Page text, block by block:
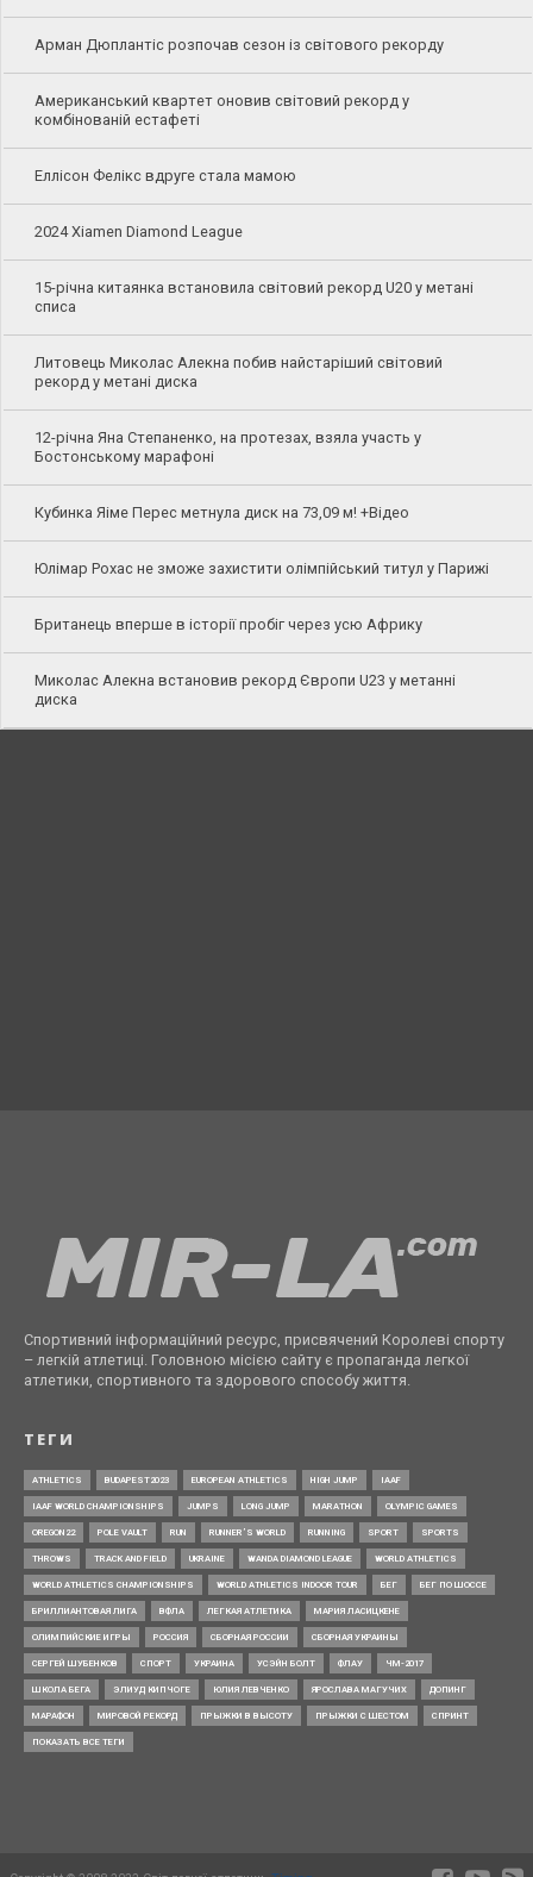
Арман Дюплантіс розпочав сезон із світового рекорду
Американський квартет оновив світовий рекорд у
комбінованій естафеті
Еллісон Фелікс вдруге стала мамою
2024 Xiamen Diamond League
15-річна китаянка встановила світовий рекорд U20 у метані
списа
Литовець Миколас Алекна побив найстаріший світовий
рекорд у метані диска
12-річна Яна Степаненко, на протезах, взяла участь у
Бостонському марафоні
Кубинка Яіме Перес метнула диск на 73,09 м! +Відео
Юлімар Рохас не зможе захистити олімпійський титул у Парижі
Британець вперше в історії пробіг через усю Африку
Миколас Алекна встановив рекорд Європи U23 у метанні
диска
Спортивний інформаційний ресурс, присвячений Королеві спорту
– легкій атлетиці. Головною місією сайту є пропаганда легкої
атлетики, спортивного та здорового способу життя.
ТЕГИ
ATHLETICS BUDAPEST2023 EUROPEAN ATHLETICS HIGH JUMP IAAF
IAAF WORLD CHAMPIONSHIPS JUMPS LONG JUMP MARATHON OLYMPIC GAMES
OREGON22 POLE VAULT RUN RUNNER’S WORLD RUNNING SPORT SPORTS
THROWS TRACK AND FIELD UKRAINE WANDA DIAMOND LEAGUE WORLD ATHLETICS
WORLD ATHLETICS CHAMPIONSHIPS WORLD ATHLETICS INDOOR TOUR БЕГ БЕГ ПО ШОССЕ
БРИЛЛИАНТОВАЯ ЛИГА ВФЛА ЛЕГКАЯ АТЛЕТИКА МАРИЯ ЛАСИЦКЕНЕ
ОЛИМПИЙСКИЕ ИГРЫ РОССИЯ СБОРНАЯ РОССИИ СБОРНАЯ УКРАИНЫ
СЕРГЕЙ ШУБЕНКОВ СПОРТ УКРАИНА УСЭЙН БОЛТ ФЛАУ ЧМ-2017
ШКОЛА БЕГА ЭЛИУД КИПЧОГЕ ЮЛИЯ ЛЕВЧЕНКО ЯРОСЛАВА МАГУЧИХ ДОПИНГ
МАРАФОН МИРОВОЙ РЕКОРД ПРЫЖКИ В ВЫСОТУ ПРЫЖКИ С ШЕСТОМ СПРИНТ
ПОКАЗАТЬ ВСЕ ТЕГИ